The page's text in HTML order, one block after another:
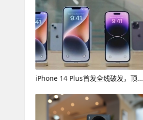
iPhone 14 Plus首发全线破发，顶...